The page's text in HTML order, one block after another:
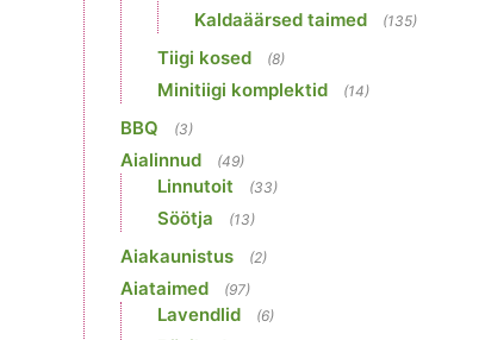
Kaldaäärsed taimed (135)
Tiigi kosed (8)
Minitiigi komplektid (14)
BBQ (3)
Aialinnud (49)
Linnutoit (33)
Söötja (13)
Aiakaunistus (2)
Aiataimed (97)
Lavendlid (6)